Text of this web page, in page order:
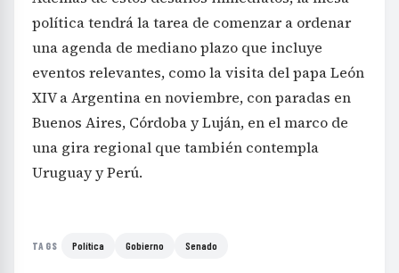
política tendrá la tarea de comenzar a ordenar
una agenda de mediano plazo que incluye
eventos relevantes, como la visita del papa León
XIV a Argentina en noviembre, con paradas en
Buenos Aires, Córdoba y Luján, en el marco de
una gira regional que también contempla
Uruguay y Perú.
TAGS Política Gobierno Senado